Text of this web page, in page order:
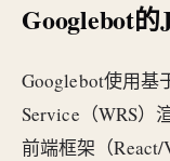
Googlebot
Googlebot使用基
Service（WRS）
前端框架（